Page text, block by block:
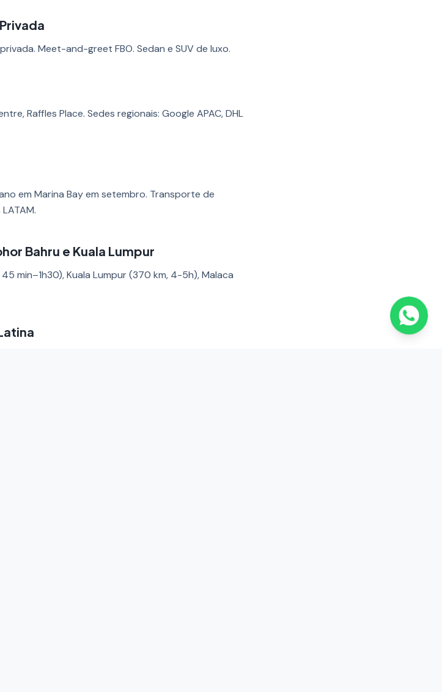
Meet-and-greet FBO. Sedan e SUV de luxo.
Raffles Place. Sedes regionais: Google APAC, DHL
em Marina Bay em setembro. Transporte de
Bahru e Kuala Lumpur
min–1h30), Kuala Lumpur (370 km, 4-5h), Malaca